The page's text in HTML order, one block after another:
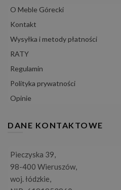
O Meble Górecki
Kontakt
Wysyłka i metody płatności
RATY
Regulamin
Polityka prywatności
Opinie
DANE KONTAKTOWE
Pieczyska 39,
98-400 Wieruszów,
woj. łódzkie,